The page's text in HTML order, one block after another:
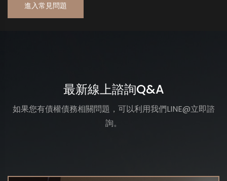
進入常見問題
最新線上諮詢Q&A
如果您有債權債務相關問題，可以利用我們LINE@立即諮
詢。